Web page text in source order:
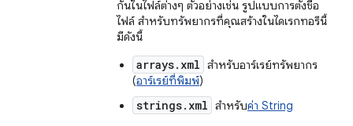
กันในไฟล์ต่างๆ ตัวอย่างเช่น รูปแบบการตั้งชื่อ
ไฟล์ สำหรับทรัพยากรที่คุณสร้างในไดเรกทอรีนี้
มีดังนี้
arrays.xml สำหรับอาร์เรย์ทรัพยากร
(อาร์เรย์ที่พิมพ์)
strings.xml สำหรับค่า String